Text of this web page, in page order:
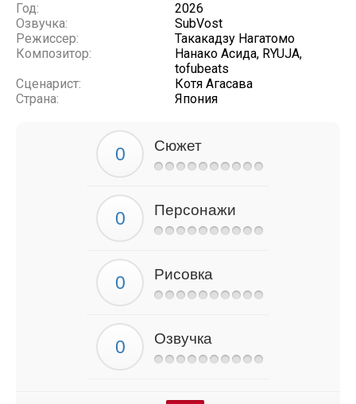
Год:
2026
Озвучка:
SubVost
Режиссер:
Такакадзу Нагатомо
Композитор:
Нанако Асида, RYUJA,
tofubeats
Сценарист:
Котя Агасава
Страна:
Япония
Сюжет
Персонажи
Рисовка
Озвучка